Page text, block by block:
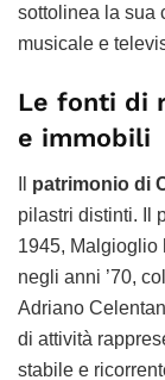
sottolinea la sua
musicale e
Le fonti di
e immobili
patrimonio di
pilastri distinti. Il
1945, Malgioglio
negli anni ’70,
Adriano
di attività
stabile e